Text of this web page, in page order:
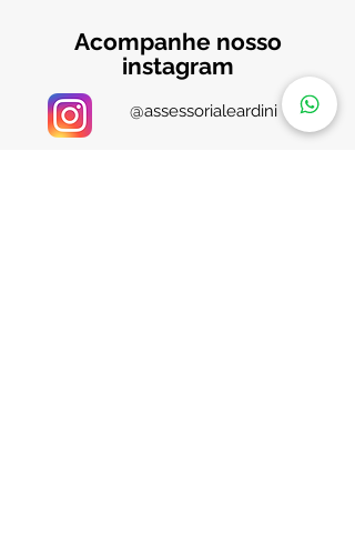
Acompanhe nosso
instagram
@assessorialeardini